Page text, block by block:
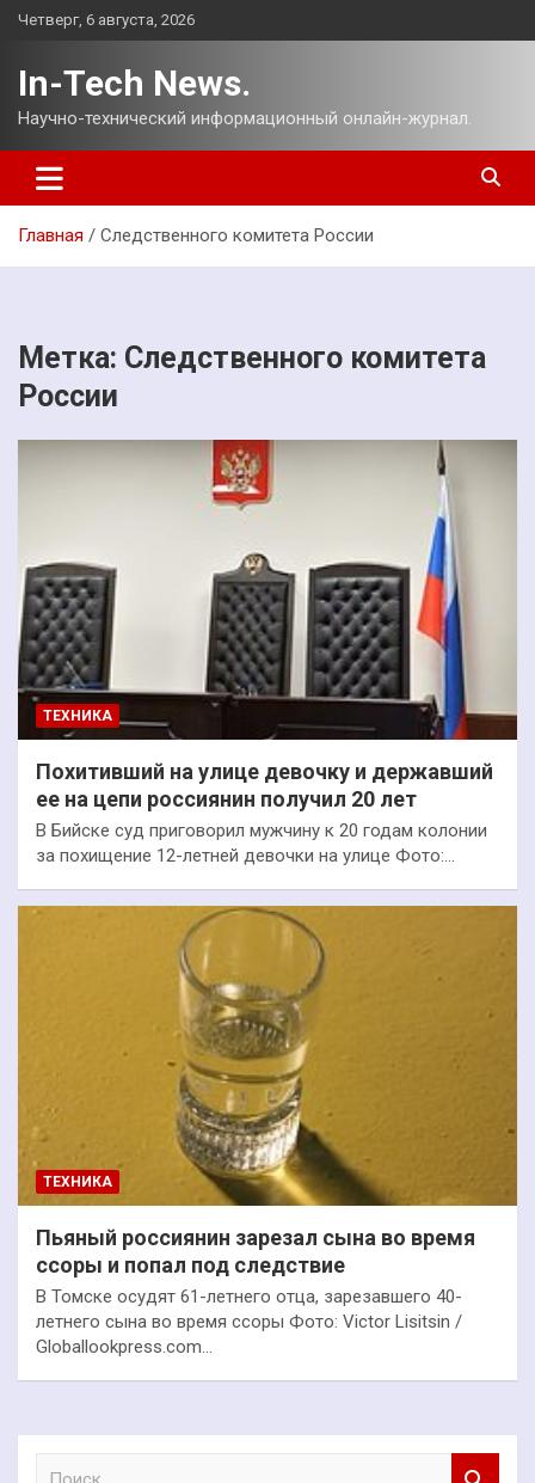
Перейти
Четверг, 6 августа, 2026
In-Tech News.
Научно-технический информационный онлайн-журнал.
Главная Следственного комитета России
Метка: Следственного комитета
России
ТЕХНИКА
Похитивший на улице девочку и державший
ее на цепи россиянин получил 20 лет
В Бийске суд приговорил мужчину к 20 годам колонии
за похищение 12-летней девочки на улице Фото:…
ТЕХНИКА
Пьяный россиянин зарезал сына во время
ссоры и попал под следствие
В Томске осудят 61-летнего отца, зарезавшего 40-
летнего сына во время ссоры Фото: Victor Lisitsin /
Globallookpress.com…